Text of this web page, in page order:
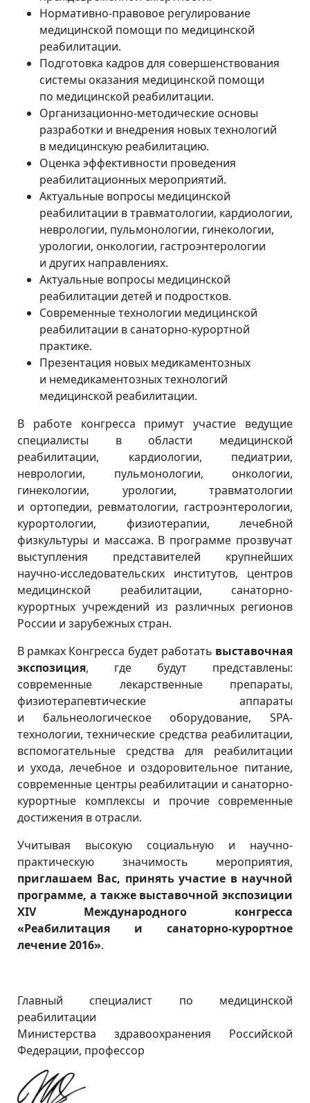
Нормативно-правовое регулирование
медицинской помощи по медицинской
реабилитации.
Подготовка кадров для совершенствования
системы оказания медицинской помощи
по медицинской реабилитации.
Организационно-методические основы
разработки и внедрения новых технологий
в медицинскую реабилитацию.
Оценка эффективности проведения
реабилитационных мероприятий.
Актуальные вопросы медицинской
реабилитации в травматологии, кардиологии,
неврологии, пульмонологии, гинекологии,
урологии, онкологии, гастроэнтерологии
и других направлениях.
Актуальные вопросы медицинской
реабилитации детей и подростков.
Современные технологии медицинской
реабилитации в санаторно-курортной
практике.
Презентация новых медикаментозных
и немедикаментозных технологий
медицинской реабилитации.
В работе конгресса примут участие ведущие
специалисты в области медицинской
реабилитации, кардиологии, педиатрии,
неврологии, пульмонологии, онкологии,
гинекологии, урологии, травматологии
и ортопедии, ревматологии, гастроэнтерологии,
курортологии, физиотерапии, лечебной
физкультуры и массажа. В программе прозвучат
выступления представителей крупнейших
научно-исследовательских институтов, центров
медицинской реабилитации, санаторно-
курортных учреждений из различных регионов
России и зарубежных стран.
В рамках Конгресса будет работать выставочная
экспозиция, где будут представлены:
современные лекарственные препараты,
физиотерапевтические аппараты
и бальнеологическое оборудование, SPA-
технологии, технические средства реабилитации,
вспомогательные средства для реабилитации
и ухода, лечебное и оздоровительное питание,
современные центры реабилитации и санаторно-
курортные комплексы и прочие современные
достижения в отрасли.
Учитывая высокую социальную и научно-
практическую значимость мероприятия,
приглашаем Вас, принять участие в научной
программе, а также выставочной экспозиции
XIV Международного конгресса
«Реабилитация и санаторно-курортное
лечение 2016».
Главный специалист по медицинской
реабилитации
Министерства здравоохранения Российской
Федерации, профессор